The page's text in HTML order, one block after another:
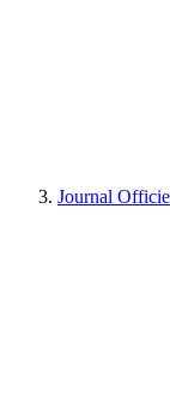
Journal